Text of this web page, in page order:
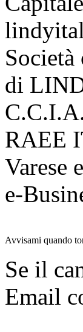
di
RAEE
Varese
e-
Avvisami quando
Se il
Email